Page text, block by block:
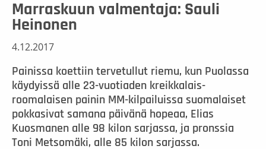
Marraskuun valmentaja: Sauli
Heinonen
4.12.2017
Painissa koettiin tervetullut riemu, kun Puolassa
käydyissä alle 23-vuotiaden kreikkalais-
roomalaisen painin MM-kilpailuissa suomalaiset
pokkasivat samana päivänä hopeaa, Elias
Kuosmanen alle 98 kilon sarjassa, ja pronssia
Toni Metsomäki, alle 85 kilon sarjassa.